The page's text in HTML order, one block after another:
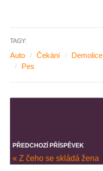
TAGY:
Auto Čekání Demolice
Pes
PŘEDCHOZÍ PŘÍSPĚVEK
« Z čeho se skládá žena